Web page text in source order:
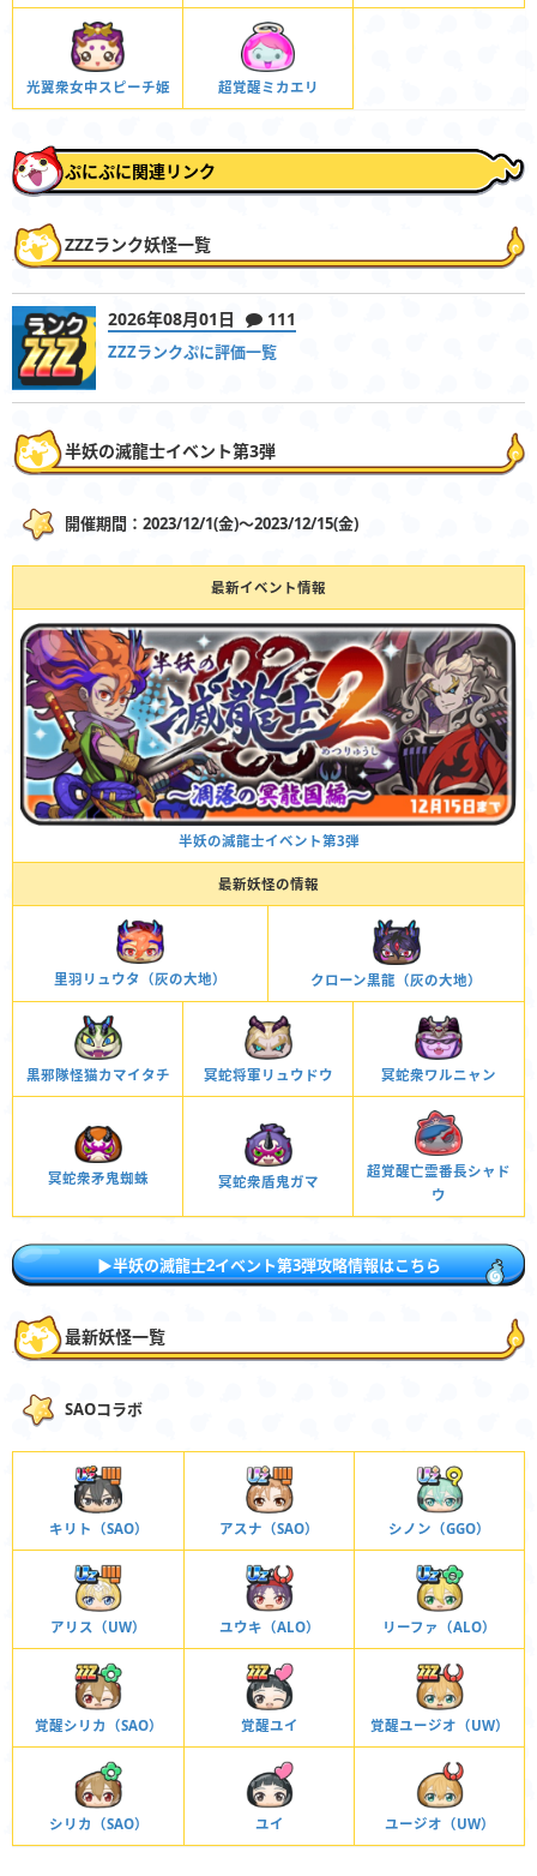
光翼衆女中スピーチ姫 超覚醒ミカエリ
ぷにぷに関連リンク
ZZZランク妖怪一覧
2026年08月01日 111
ZZZランクぷに評価一覧
半妖の滅龍士イベント第3弾
開催期間：2023/12/1(金)〜2023/12/15(金)
最新イベント情報
半妖の滅龍士イベント第3弾
最新妖怪の情報
里羽リュウタ（灰の大地） クローン黒龍（灰の大地）
黒邪隊怪猫カマイタチ 冥蛇将軍リュウドウ 冥蛇衆ワルニャン
冥蛇衆矛鬼蜘蛛 冥蛇衆盾鬼ガマ
超覚醒亡霊番長シャド
ウ
▶半妖の滅龍士2イベント第3弾攻略情報はこちら
最新妖怪一覧
SAOコラボ
キリト（SAO） アスナ（SAO） シノン（GGO）
アリス（UW） ユウキ（ALO） リーファ（ALO）
覚醒シリカ（SAO） 覚醒ユイ 覚醒ユージオ（UW）
シリカ（SAO） ユイ ユージオ（UW）